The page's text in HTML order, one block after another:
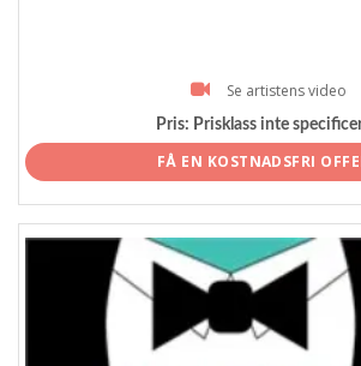
Se artistens video
Pris: Prisklass inte
FÅ EN KOSTNADSFRI